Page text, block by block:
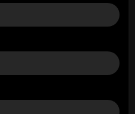
na adoção acelerada
o de que um
de software –